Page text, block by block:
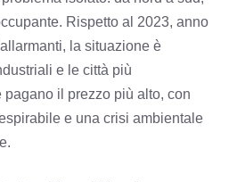
Rispetto al 2023, anno
la situazione è
e le città più
il prezzo più alto, con
e una crisi ambientale